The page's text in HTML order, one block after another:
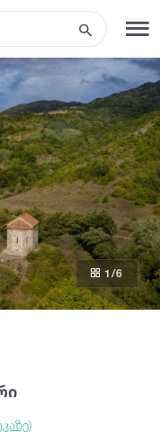
1 /6